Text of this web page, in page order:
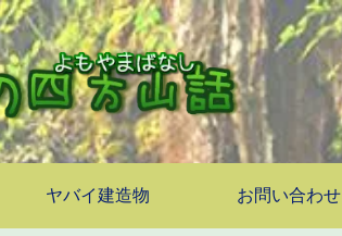
ヤバイ建造物 お問い合わせ